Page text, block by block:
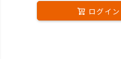
ログイン